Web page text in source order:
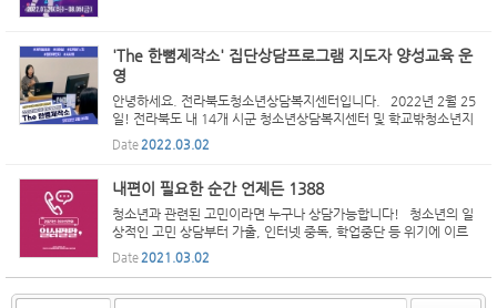
'The 한뼘제작소' 집단상담프로그램 지도자 양성교육 운
영
안녕하세요. 전라북도청소년상담복지센터입니다. 2022년 2월 25
일! 전라북도 내 14개 시군 청소년상담복지센터 및 학교밖청소년지
원센터 선생님을 대상으로 자기이해 및 대인관계 향상 집단상담프로
그램인 ‘The 한뼘제작소’ 지도자 양성교육(비대면)을 진행...
Date2022.03.02
내편이 필요한 순간 언제든 1388
청소년과 관련된 고민이라면 누구나 상담가능합니다! 청소년의 일
상적인 고민 상담부터 가출, 인터넷 중독, 학업중단 등 위기에 이르
기까지 1388로 전화하시면 상담을 제공하는 서비스입니다. 이용
방법은? - 일반전화는 '1388'만 누르면 ok!! - 휴대전화는...
Date2021.03.02